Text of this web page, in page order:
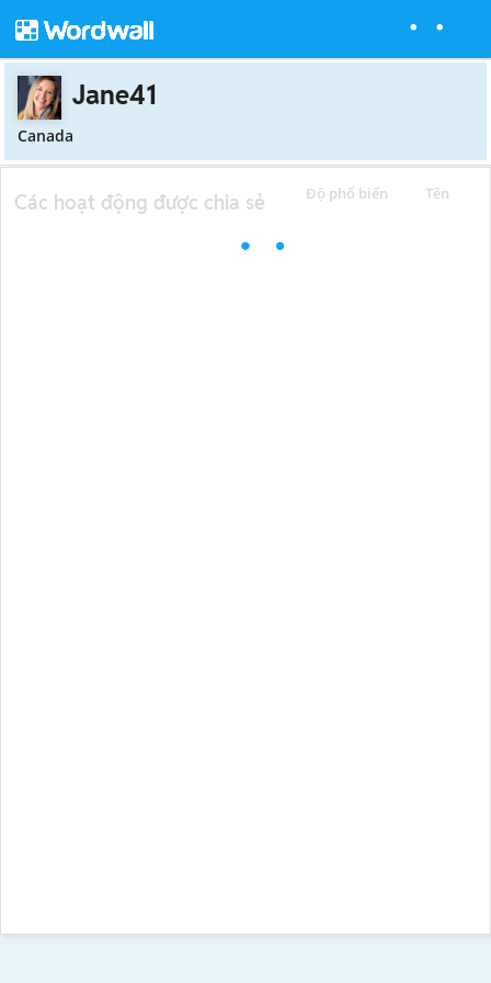
Jane41
Canada
Độ phổ biến Tên
Các hoạt động được chia sẻ